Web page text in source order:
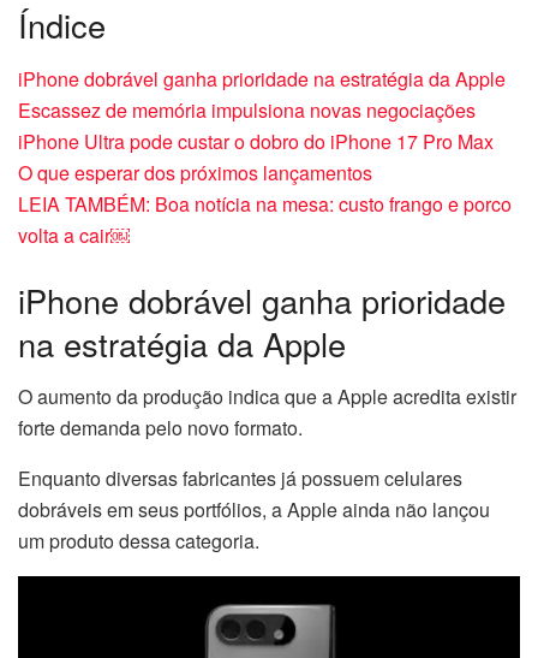
Índice
iPhone dobrável ganha prioridade na estratégia da Apple
Escassez de memória impulsiona novas negociações
iPhone Ultra pode custar o dobro do iPhone 17 Pro Max
O que esperar dos próximos lançamentos
LEIA TAMBÉM: Boa notícia na mesa: custo frango e porco
volta a cair￼
iPhone dobrável ganha prioridade
na estratégia da Apple
O aumento da produção indica que a Apple acredita existir
forte demanda pelo novo formato.
Enquanto diversas fabricantes já possuem celulares
dobráveis em seus portfólios, a Apple ainda não lançou
um produto dessa categoria.